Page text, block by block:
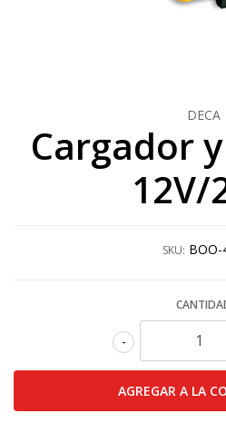
DECA
Cargador
12V/
SKU: BOO-
-